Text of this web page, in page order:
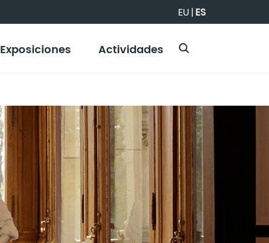
EU|ES
Exposiciones Actividades